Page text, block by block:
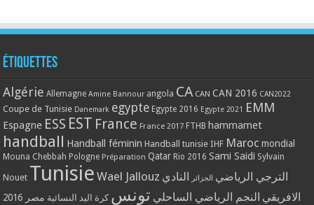
Étiquettes
Algérie Allemagne Amine Bannour angola CA CAN CAN 2016 CAN2022
Coupe de Tunisie Danemark egypte Egypte 2016 Egypte 2021 EMM
Espagne ESS EST France France 2017 FTHB hammamet
handball Handball féminin Handball tunisie IHF Maroc mondial
Mouna Chebbah Pologne Préparation Qatar Rio 2016 Sami Saidi Sylvain
Nouet Tunisie Wael Jallouz الترجي الرياضي الجزائر
النادي
الافريقي النجم الرياضي الساحلي تونس كرة اليد النسائية مصر 2016